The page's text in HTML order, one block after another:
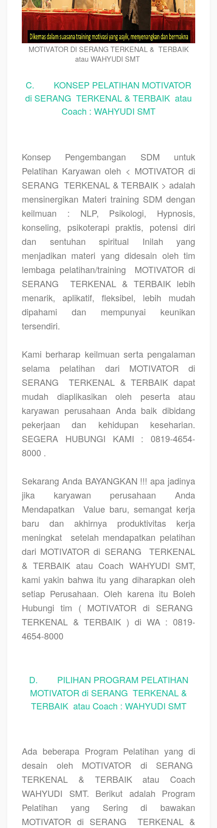
MOTIVATOR DI SERANG TERKENAL & TERBAIK
atau WAHYUDI SMT
C. KONSEP PELATIHAN MOTIVATOR
di SERANG TERKENAL & TERBAIK atau
Coach : WAHYUDI SMT
Konsep Pengembangan SDM untuk
Pelatihan Karyawan oleh < MOTIVATOR di
SERANG TERKENAL & TERBAIK > adalah
mensinergikan Materi training SDM dengan
keilmuan : NLP, Psikologi, Hypnosis,
konseling, psikoterapi praktis, potensi diri
dan sentuhan spiritual Inilah yang
menjadikan materi yang didesain oleh tim
lembaga pelatihan/training
MOTIVATOR di
SERANG
TERKENAL & TERBAIK lebih
menarik, aplikatif, fleksibel, lebih mudah
dipahami dan mempunyai keunikan
tersendiri.
Kami berharap keilmuan serta pengalaman
selama pelatihan dari MOTIVATOR di
SERANG
TERKENAL & TERBAIK dapat
mudah diaplikasikan oleh peserta atau
karyawan perusahaan Anda baik dibidang
pekerjaan dan kehidupan keseharian.
SEGERA HUBUNGI KAMI : 0819-4654-
8000 .
Sekarang Anda BAYANGKAN !!! apa jadinya
jika karyawan perusahaan Anda
Mendapatkan
Value baru, semangat kerja
baru dan akhirnya produktivitas kerja
meningkat
setelah mendapatkan pelatihan
dari MOTIVATOR di SERANG
TERKENAL
& TERBAIK atau Coach WAHYUDI SMT,
kami yakin bahwa itu yang diharapkan oleh
setiap Perusahaan. Oleh karena itu Boleh
Hubungi tim ( MOTIVATOR di SERANG
TERKENAL & TERBAIK ) di WA : 0819-
4654-8000
D. PILIHAN PROGRAM PELATIHAN
MOTIVATOR di SERANG TERKENAL &
TERBAIK atau Coach : WAHYUDI SMT
Ada beberapa Program Pelatihan yang di
desain oleh MOTIVATOR di SERANG
TERKENAL & TERBAIK atau Coach
WAHYUDI SMT. Berikut adalah Program
Pelatihan yang Sering di bawakan
MOTIVATOR di SERANG
TERKENAL &